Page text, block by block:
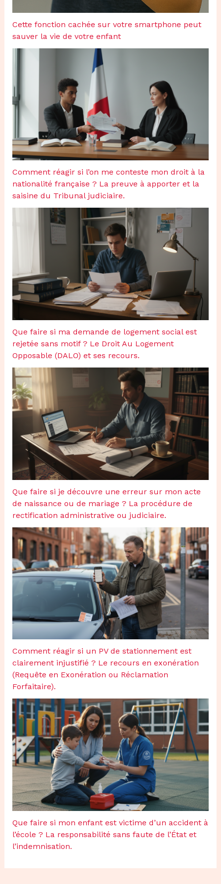
Cette fonction cachée sur votre smartphone peut
sauver la vie de votre enfant
Comment réagir si l’on me conteste mon droit à la
nationalité française ? La preuve à apporter et la
saisine du Tribunal judiciaire.
Que faire si ma demande de logement social est
rejetée sans motif ? Le Droit Au Logement
Opposable (DALO) et ses recours.
Que faire si je découvre une erreur sur mon acte
de naissance ou de mariage ? La procédure de
rectification administrative ou judiciaire.
Comment réagir si un PV de stationnement est
clairement injustifié ? Le recours en exonération
(Requête en Exonération ou Réclamation
Forfaitaire).
Que faire si mon enfant est victime d’un accident à
l’école ? La responsabilité sans faute de l’État et
l’indemnisation.